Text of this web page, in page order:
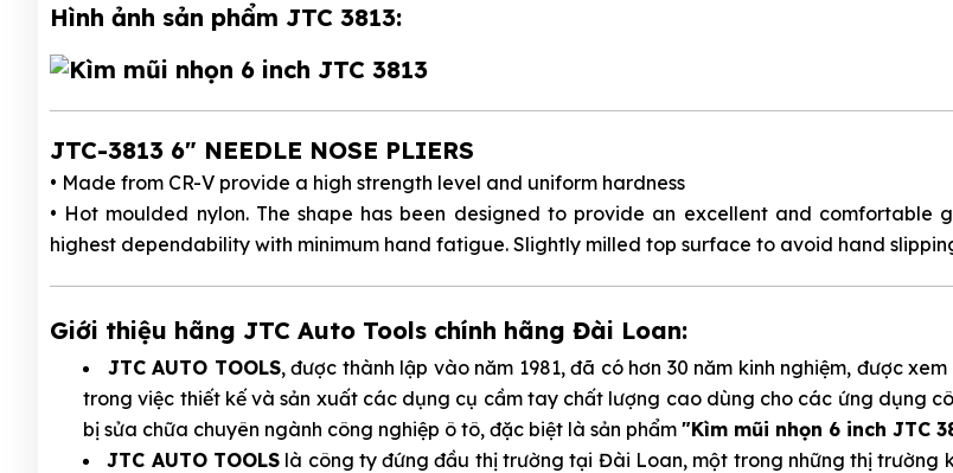
Hình ảnh sản phẩm JTC 3813:
JTC-3813 6" NEEDLE NOSE PLIERS
• Made from CR-V provide a high strength level and uniform hardness
• Hot moulded nylon. The shape has been designed to provide an excellent and comfortable
highest dependability with minimum hand fatigue. Slightly milled top surface to avoid hand
Giới thiệu hãng JTC Auto Tools chính hãng Đài Loan:
JTC AUTO TOOLS, được thành lập vào năm 1981, đã có hơn 30 năm kinh nghiệm, được
trong việc thiết kế và sản xuất các dụng cụ cầm tay chất lượng cao dùng cho các ứng dụng
bị sửa chữa chuyên ngành công nghiệp ô tô, đặc biệt là sản phẩm "Kìm mũi nhọn 6 inch JTC
JTC AUTO TOOLSlà công ty đứng đầu thị trường tại Đài Loan, một trong những thị trường